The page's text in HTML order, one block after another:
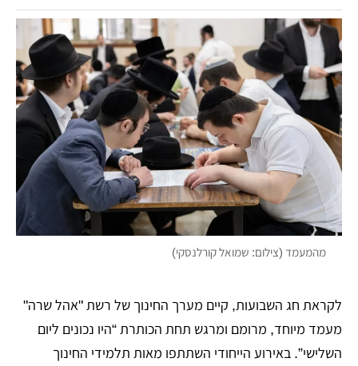
מהמעמד (צילום: שמואל קורלנסקי)
לקראת חג השבועות, קיים מערך החינוך של רשת "אהל שרה"
מעמד מיוחד, מרומם ומרגש תחת הכותרת “היו נכונים ליום
השלישי”. באירוע הייחודי השתתפו מאות תלמידי החינוך